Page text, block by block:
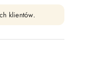
klientów.